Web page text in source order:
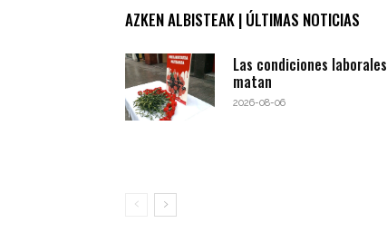
AZKEN ALBISTEAK | ÚLTIMAS NOTICIAS
Las condiciones laborales
matan
2026-08-06